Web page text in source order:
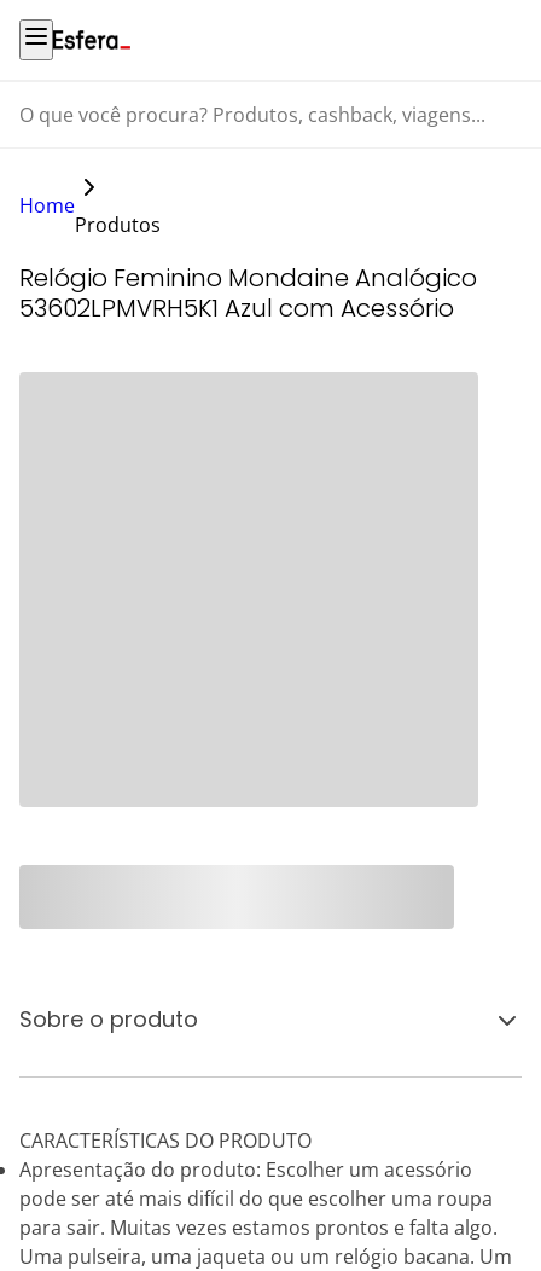
O que você procura? Produtos, cashback, viagens...
Home
Produtos
Relógio Feminino Mondaine Analógico
53602LPMVRH5K1 Azul com Acessório
Sobre o produto
CARACTERÍSTICAS DO PRODUTO
Apresentação do produto: Escolher um acessório
pode ser até mais difícil do que escolher uma roupa
para sair. Muitas vezes estamos prontos e falta algo.
Uma pulseira, uma jaqueta ou um relógio bacana. Um